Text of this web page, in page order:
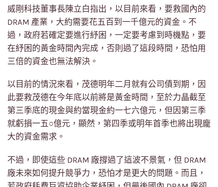
威剛科技董事長陳立白指出，以目前來看，要救國內的
DRAM 產業，大約需要花五百到一千億元的資金。不
過，政府若確定要進行紓困，一定要考慮到時機點，要
在紓困的黃金時間內完成，否則過了這段時間，恐怕用
三倍的資金也無法解決。
以目前的情況來看，茂德明年二月就有公司債到期，因
此要救茂德在今年底以前將是黃金時間，至於力晶截至
第三季底的現金與約當現金約一七六億元，但因第三季
就虧損一五○億元，顯然，第四季或明年首季也將出現龐
大的資金需求。
不過，即使這些 DRAM 廠撐過了這波不景氣，但 DRAM
廠未來如何提升競爭力，恐怕才是更大的問題。而且，